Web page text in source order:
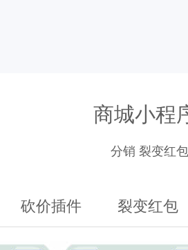
商城小程
分销 裂变红
砍价插件 裂变红包